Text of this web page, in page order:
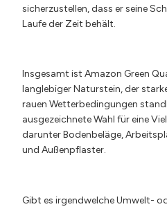
sicherzustellen, dass er seine
Laufe der Zeit behält.
Insgesamt ist Amazon Green
langlebiger Naturstein, der
rauen Wetterbedingungen
ausgezeichnete Wahl für eine
darunter Bodenbeläge,
und Außenpflaster.
Gibt es irgendwelche Umwelt-